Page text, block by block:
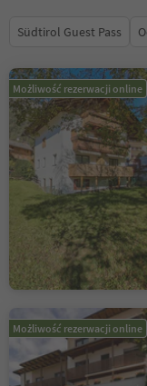
Südtirol Guest Pass
Możliwość rezerwacji online
Możliwość rezerwacji online